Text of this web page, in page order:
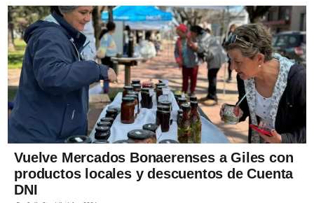
Vuelve Mercados Bonaerenses a Giles con
productos locales y descuentos de Cuenta
DNI